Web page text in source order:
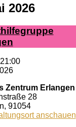
2026
21:00
Zentrum Erlangen
28
, 91054
anschauen